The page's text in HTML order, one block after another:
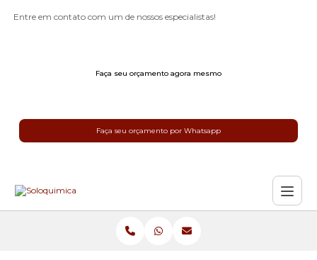
Entre em contato com um de nossos especialistas!
Faça seu orçamento agora mesmo
Faça seu orçamento por Whatsapp